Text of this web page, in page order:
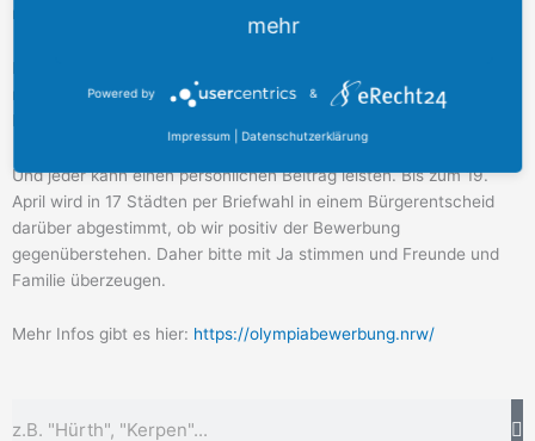
mitzunehmen und die Bewerbung weiter klug voranzubringen.
mit Blick darauf, was es konkret für den Rhein-Erft-Kreis
Und jeder kann einen persönlichen Beitrag leisten. Bis zum 19.
April wird in 17 Städten per Briefwahl in einem Bürgerentscheid
darüber abgestimmt, ob wir positiv der Bewerbung
gegenüberstehen. Daher bitte mit Ja stimmen und Freunde und
Familie überzeugen.
Mehr Infos gibt es hier: https://olympiabewerbung.nrw/
mehr
Powered by &
Impressum Datenschutzerklärung